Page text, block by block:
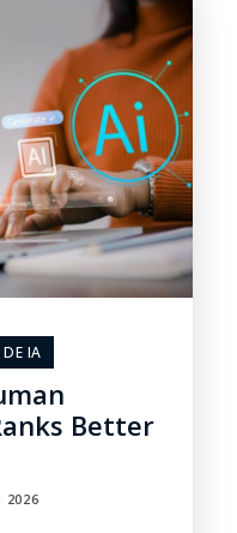
IA
Better
2026